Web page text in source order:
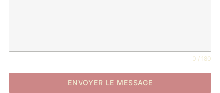
0 / 180
ENVOYER LE MESSAGE